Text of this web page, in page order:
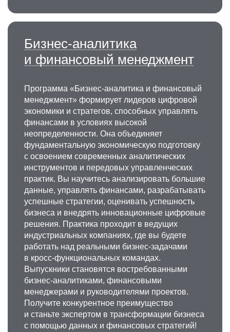
Бизнес-аналитика
и финансовый менеджмент
Программа «Бизнес-аналитика и финансовый
менеджмент» формирует лидеров цифровой
экономики и стратегов, способных управлять
финансами в условиях высокой
неопределенности. Она объединяет
фундаментальную экономическую подготовку
с освоением современных аналитических
инструментов и передовых управленческих
практик. Вы научитесь анализировать большие
данные, управлять финансами, разрабатывать
успешные стратегии, оценивать успешность
бизнеса и внедрять инновационные цифровые
решения. Практика проходит в ведущих
индустриальных компаниях, где вы будете
работать над реальными бизнес-задачами
в кросс-функциональных командах.
Выпускники становятся востребованными
бизнес-аналитиками, финансовыми
менеджерами и руководителями проектов.
Получите конкурентное преимущество
и станьте экспертом в трансформации бизнеса
с помощью данных и финансовых стратегий!